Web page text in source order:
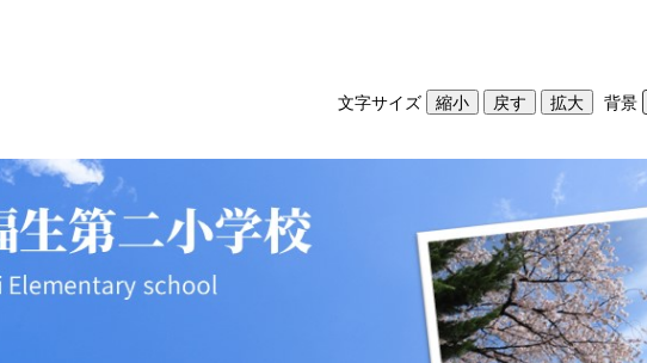
文字サイズ 背景